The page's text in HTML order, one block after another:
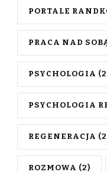
PORTALE
PRACA NAD
PSYCHOLOGIA
PSYCHOLOGIA
REGENERACJA
ROZMOWA (2)